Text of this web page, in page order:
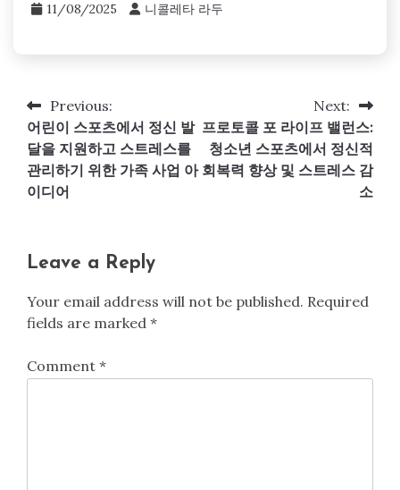
11/08/2025 니콜레타 라두
Post
navigation
Previous:
어린이 스포츠에서 정신 발
달을 지원하고 스트레스를
관리하기 위한 가족 사업 아
이디어
Next:
프로토콜 포 라이프 밸런스:
청소년 스포츠에서 정신적
회복력 향상 및 스트레스 감
소
Leave a Reply
Your email address will not be published. Required
fields are marked *
Comment *